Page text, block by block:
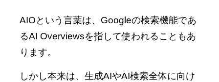
AIOという言葉は、Googleの検索機能であ
るAI Overviewsを指して使われることもあ
ります。
しかし本来は、生成AIやAI検索全体に向け